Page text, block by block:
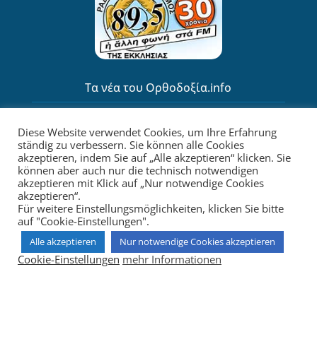
Τα νέα του Ορθοδοξία.info
Το κανάλι μας στο YouTube
Diese Website verwendet Cookies, um Ihre Erfahrung
ständig zu verbessern. Sie können alle Cookies
akzeptieren, indem Sie auf „Alle akzeptieren“ klicken. Sie
können aber auch nur die technisch notwendigen
akzeptieren mit Klick auf „Nur notwendige Cookies
akzeptieren“.
Für weitere Einstellungsmöglichkeiten, klicken Sie bitte
auf "Cookie-Einstellungen".
Alle akzeptieren Nur notwendige Cookies akzeptieren
Cookie-Einstellungen mehr Informationen